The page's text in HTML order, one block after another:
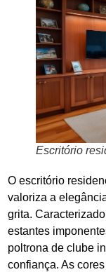
Escritório
O escritório
valoriza a
grita.
estantes
poltrona de clube
confiança. As